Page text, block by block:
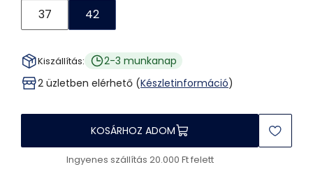
37 42
Kiszállítás:
2-3 munkanap
2 üzletben elérhető (Készletinformáció)
KOSÁRHOZ ADOM
Ingyenes szállítás 20.000 Ft felett